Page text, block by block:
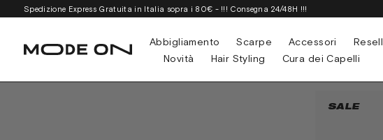
Spedizione Express Gratuita in Italia sopra i 80€ - !!! Consegna 24/48H !!!
Abbigliamento Scarpe Accessori Resell
Novità
Hair Styling Cura dei Capelli
SALE